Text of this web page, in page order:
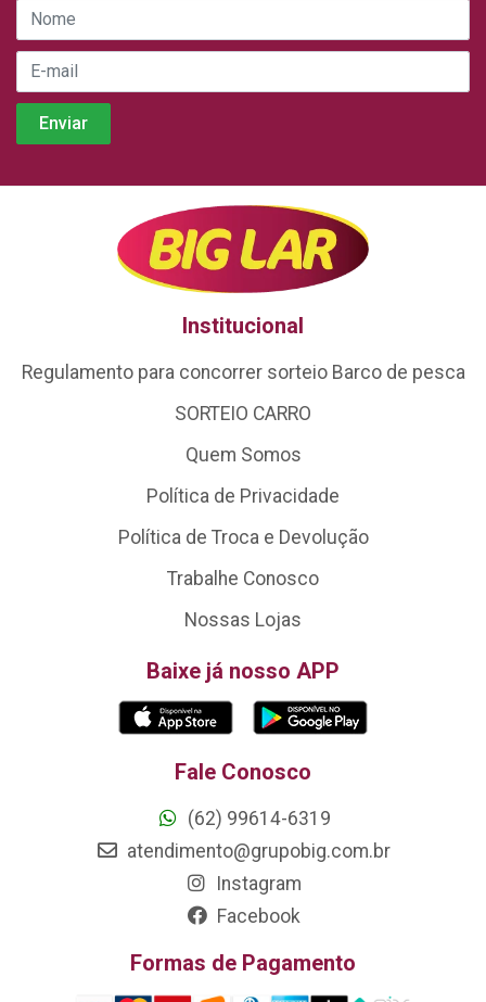
Institucional
Regulamento para concorrer sorteio Barco de pesca
SORTEIO CARRO
Quem Somos
Política de Privacidade
Política de Troca e Devolução
Trabalhe Conosco
Nossas Lojas
Baixe já nosso APP
Fale Conosco
(62) 99614-6319
atendimento@grupobig.com.br
Instagram
Facebook
Formas de Pagamento